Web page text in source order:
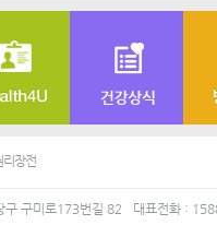
리장전
구 구미로173번길 82 대표전화 :